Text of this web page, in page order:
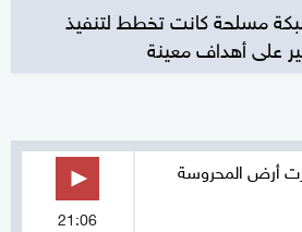
مسلحة كانت تخطط لتنفيذ
على أهداف معينة
أرض المحروسة
21:06